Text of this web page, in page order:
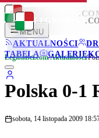
LEGIONISCI
MENU
AKTUALNOŚCI
TABELA
GALERIE
LEGIONISCI
Legionisci.com/Aktualności/
Polska 0-1
sobota, 14 listopada 2009